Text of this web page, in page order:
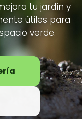
tu jardín y
útiles para
verde.